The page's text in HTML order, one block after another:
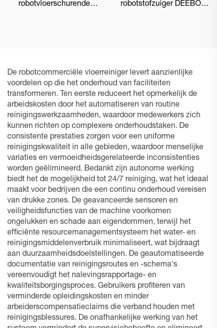
robotvloerschurende
robotstofzuiger DEEBOT
De robotcommerciële vloerreiniger levert aanzienlijke
voordelen op die het onderhoud van faciliteiten
transformeren. Ten eerste reduceert het opmerkelijk de
arbeidskosten door het automatiseren van routine
reinigingswerkzaamheden, waardoor medewerkers zich
kunnen richten op complexere onderhoudstaken. De
consistente prestaties zorgen voor een uniforme
reinigingskwaliteit in alle gebieden, waardoor menselijke
variaties en vermoeidheidsgerelateerde inconsistenties
worden geëlimineerd. Bedankt zijn autonome werking
biedt het de mogelijkheid tot 24/7 reiniging, wat het ideaal
maakt voor bedrijven die een continu onderhoud vereisen
van drukke zones. De geavanceerde sensoren en
veiligheidsfuncties van de machine voorkomen
ongelukken en schade aan eigendommen, terwijl het
efficiënte resourcemanagementsysteem het water- en
reinigingsmiddelenverbruik minimaliseert, wat bijdraagt
aan duurzaamheidsdoelstellingen. De geautomatiseerde
documentatie van reinigingsroutes en -schema's
vereenvoudigt het nalevingsrapportage- en
kwaliteitsborgingsproces. Gebruikers profiteren van
verminderde opleidingskosten en minder
arbeiderscompensatieclaims die verband houden met
reinigingsblessures. De onafhankelijke werking van het